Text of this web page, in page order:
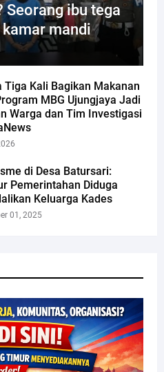
Seorang ibu tega
kamar mandi
Tiga Kali Bagikan Makanan
MBG Ujungjaya Jadi
Warga dan Tim Investigasi
di Desa Batursari:
Pemerintahan Diduga
Keluarga Kades
01, 2025